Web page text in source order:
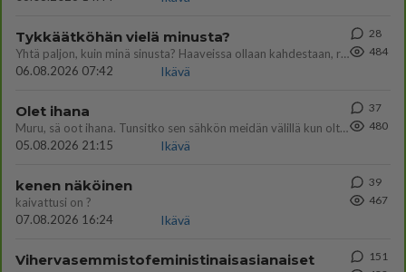
Tykkäätköhän vielä minusta?
Yhtä paljon, kuin minä sinusta? Haaveissa ollaan kahdestaan, rauhassa ja lähennytään fyysisesti ja tutustutaan syvemmin
06.08.2026 07:42
Ikävä
28
484
Olet ihana
Muru, sä oot ihana. Tunsitko sen sähkön meidän välillä kun oltiin ihan låhekkäin? 👩‍❤️‍👩❤️😼😘
05.08.2026 21:15
Ikävä
37
480
kenen näköinen
kaivattusi on ?
07.08.2026 16:24
Ikävä
39
467
Vihervasemmistofeministinaisasianaiset
151